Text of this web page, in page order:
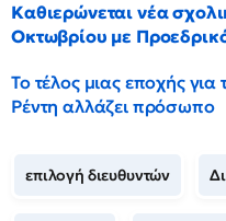
Καθιερώνεται νέα
Οκτωβρίου με
Το τέλος μιας εποχής
Ρέντη αλλάζει πρόσωπο
επιλογή διευθυντών